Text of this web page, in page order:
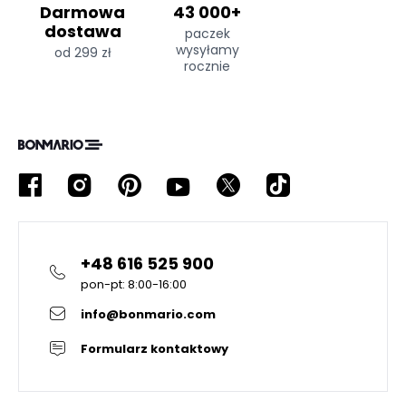
Darmowa
dostawa
od 299 zł
43 000+
paczek
wysyłamy
rocznie
+48 616 525 900
pon-pt: 8:00-16:00
info@bonmario.com
Formularz kontaktowy